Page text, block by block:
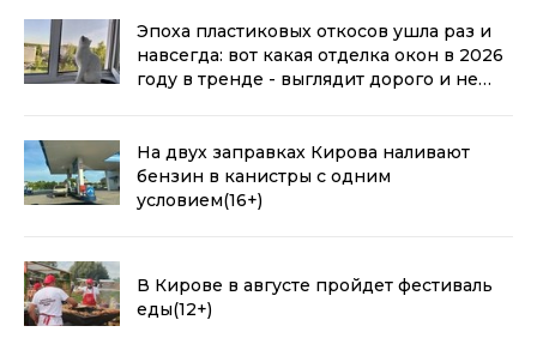
Эпоха пластиковых откосов ушла раз и
навсегда: вот какая отделка окон в 2026
году в тренде - выглядит дорого и не
На двух заправках Кирова наливают
бензин в канистры с одним
условием(16+)
В Кирове в августе пройдет фестиваль
еды(12+)